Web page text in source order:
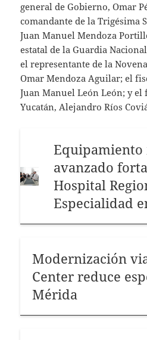
general de Gobierno, Omar
comandante de la Trigésima
Juan Manuel Mendoza
estatal de la Guardia
el representante de la
Omar Mendoza Aguilar; el
Juan Manuel León León; y el
Yucatán, Alejandro Ríos
Equipamiento
avanzado
Hospital
Especialidad
Modernización
Center reduce
Mérida